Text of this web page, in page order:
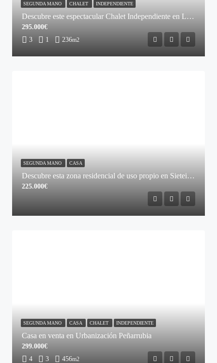
Descubre este espectacular Chalet Independiente en La Cabrera
3 1 236m2
295.000€
SEGUNDA MANO CHALET INDEPENDIENTE
Descubre esta zona residencial de uso propio en Sieteiglesias
225.000€
SEGUNDA MANO CASA
Casa en venta en Urbanización Peñarrubia
4 3 456m2
299.000€
SEGUNDA MANO CASA CHALET INDEPENDIENTE